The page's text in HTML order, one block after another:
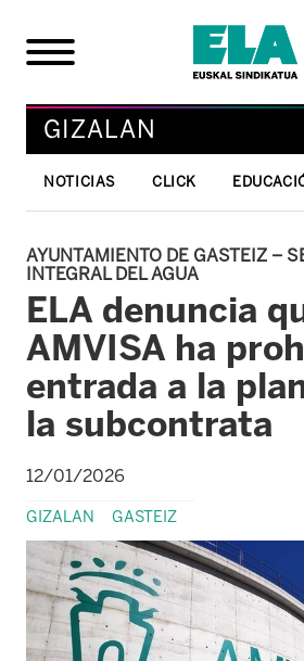
GIZALAN
NOTICIAS CLICK
AYUNTAMIENTO DE GASTEIZ –
INTEGRAL DEL AGUA
ELA denuncia
AMVISA ha
entrada a la
la subcontrata
12/01/2026
GIZALAN GASTEIZ